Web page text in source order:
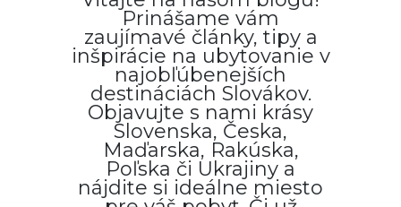
Prinášame vám
zaujímavé články, tipy a
inšpirácie na ubytovanie v
najobľúbenejších
destináciách Slovákov.
Objavujte s nami krásy
Slovenska, Česka,
Maďarska, Rakúska,
Poľska či Ukrajiny a
nájdite si ideálne miesto